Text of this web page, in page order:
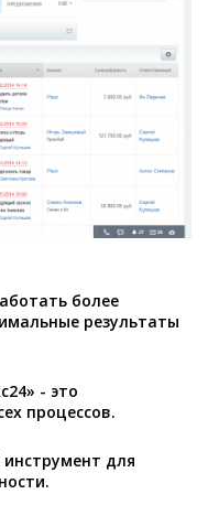
более
результаты
- это
процессов.
для